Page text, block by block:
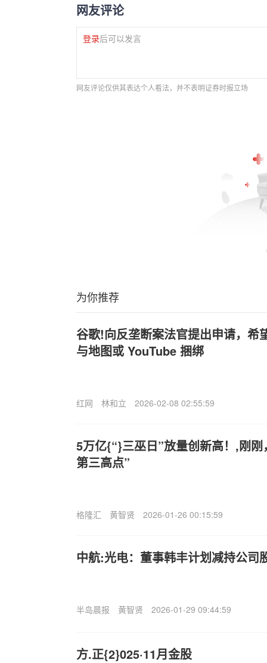
网友评论
登录后可以发言
网友评论仅供其表达个人看法，并不表明证券时报立场
为你推荐
谷歌!向反垄断案法官提出申请，
与地图或 YouTube 捆绑
红网 林和立 2026-02-08 02:55:59
5万亿{“}三巫日”放量创新高！,刚
第三高点”
格隆汇 黄智贤 2026-01-26 00:15:59
中航:光电：董事韩丰计划减持公司
半岛晨报 黄智贤 2026-01-29 09:44:59
方.正{2}025·11月金股